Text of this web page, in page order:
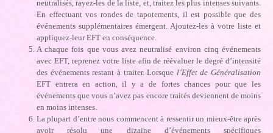
neutralisés, rayez-les de la liste, et, traitez les plus intenses suivants.
En effectuant vos rondes de tapotements, il est possible que des
événements supplémentaires émergent. Ajoutez-les à votre liste et
appliquez-leur EFT en conséquence.
A chaque fois que vous avez neutralisé environ cinq événements
avec EFT, reprenez votre liste afin de réévaluer le degré d’intensité
des événements restant à traiter. Lorsque l’Effet de Généralisation
EFT entrera en action, il y a de fortes chances pour que les
événements que vous n’avez pas encore traités deviennent de moins
en moins intenses.
La plupart d’entre nous commencent à ressentir un mieux-être après
avoir résolu une dizaine d’événements spécifiques